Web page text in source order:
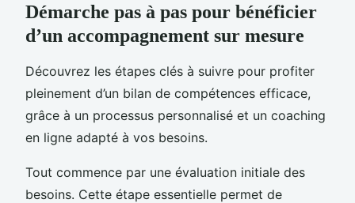
Démarche pas à pas pour bénéficier
d’un accompagnement sur mesure
Découvrez les étapes clés à suivre pour profiter
pleinement d’un bilan de compétences efficace,
grâce à un processus personnalisé et un coaching
en ligne adapté à vos besoins.
Tout commence par une évaluation initiale des
besoins. Cette étape essentielle permet de